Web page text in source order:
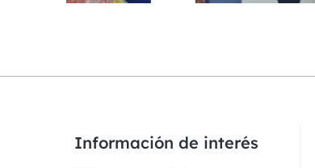
Información de interés